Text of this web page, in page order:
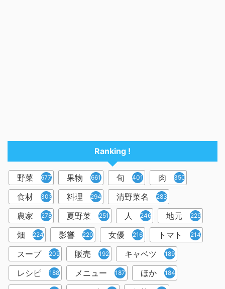
Ranking !
野菜 6778 果物 661 旬 401 肉 350
食材 303 料理 294 清野菜名 283
農家 278 夏野菜 251 人 246 地元 229
畑 224 影響 220 女優 216 トマト 214
スープ 209 販売 192 キャベツ 189
レシピ 188 メニュー 187 ほか 184